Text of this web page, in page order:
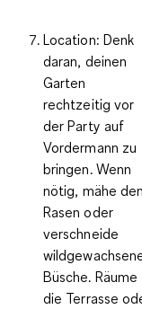
Location: Denk
daran, deinen
Garten
rechtzeitig vor
der Party auf
Vordermann zu
bringen. Wenn
nötig, mähe den
Rasen oder
verschneide
Büsche. Räume
die Terrasse